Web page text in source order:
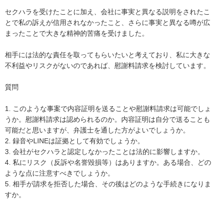
セクハラを受けたことに加え、会社に事実と異なる説明をされたこ
とで私の訴えが信用されなかったこと、さらに事実と異なる噂が広
まったことで大きな精神的苦痛を受けました。
相手には法的な責任を取ってもらいたいと考えており、私に大きな
不利益やリスクがないのであれば、慰謝料請求を検討しています。
質問
1. このような事案で内容証明を送ることや慰謝料請求は可能でしょ
うか。慰謝料請求は認められるのか。内容証明は自分で送ることも
可能だと思いますが、弁護士を通した方がよいでしょうか。
2. 録音やLINEは証拠として有効でしょうか。
3. 会社がセクハラと認定しなかったことは法的に影響しますか。
4. 私にリスク（反訴や名誉毀損等）はありますか。ある場合、どの
ような点に注意すべきでしょうか。
5. 相手が請求を拒否した場合、その後はどのような手続きになりま
すか。